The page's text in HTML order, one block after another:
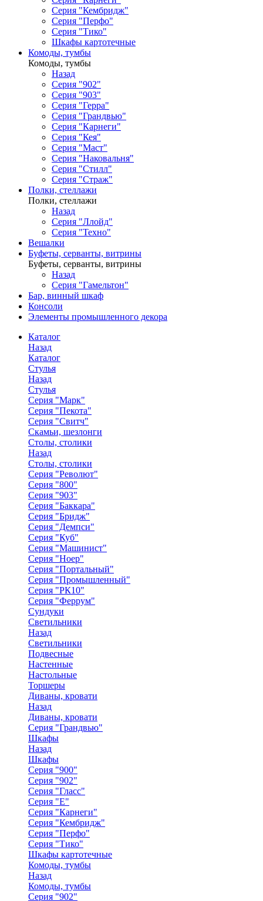
Серия "Кембридж"
Серия "Перфо"
Серия "Тико"
Шкафы картотечные
Комоды, тумбы
Комоды, тумбы
Назад
Серия "902"
Серия "903"
Серия "Герра"
Серия "Грандвью"
Серия "Карнеги"
Серия "Кея"
Серия "Маст"
Серия "Наковальня"
Серия "Стилл"
Серия "Страж"
Полки, стеллажи
Полки, стеллажи
Назад
Серия "Ллойд"
Серия "Техно"
Вешалки
Буфеты, серванты, витрины
Буфеты, серванты, витрины
Назад
Серия "Гамельтон"
Бар, винный шкаф
Консоли
Элементы промышленного декора
Каталог
Назад
Каталог
Стулья
Назад
Стулья
Серия "Марк"
Серия "Пекота"
Серия "Свитч"
Скамьи, шезлонги
Столы, столики
Назад
Столы, столики
Серия "Револют"
Серия "800"
Серия "903"
Серия "Баккара"
Серия "Бридж"
Серия "Демпси"
Серия "Куб"
Серия "Машинист"
Серия "Ноер"
Серия "Портальный"
Серия "Промышленный"
Серия "РК10"
Серия "Феррум"
Сундуки
Светильники
Назад
Светильники
Подвесные
Настенные
Настольные
Торшеры
Диваны, кровати
Назад
Диваны, кровати
Серия "Грандвью"
Шкафы
Назад
Шкафы
Серия "900"
Серия "902"
Серия "Гласс"
Серия "Е"
Серия "Карнеги"
Серия "Кембридж"
Серия "Перфо"
Серия "Тико"
Шкафы картотечные
Комоды, тумбы
Назад
Комоды, тумбы
Серия "902"